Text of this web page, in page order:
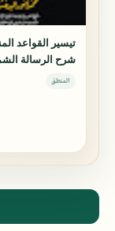
تيسير القواعد
شرح الرسالة
المنطق